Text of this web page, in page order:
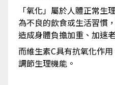
「氧化」屬於人體正常生
為不良的飲食或生活習慣
造成身體負擔加重、加速
而維生素C具有抗氧化作
調節生理機能。